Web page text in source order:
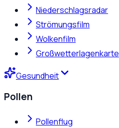
Niederschlagsradar
Strömungsfilm
Wolkenfilm
Großwetterlagenkarte
Gesundheit
Pollen
Pollenflug